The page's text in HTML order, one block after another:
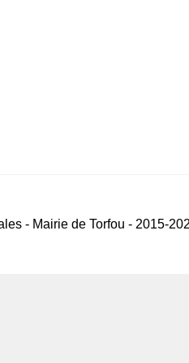
- Mairie de Torfou - 2015-